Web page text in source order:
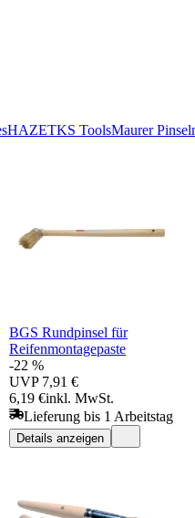
HAZETKS ToolsMaurer
BGS Rundpinsel für
Reifenmontagepaste
-22 %
UVP 7,91 €
6,19 €inkl. MwSt.
Lieferung bis 1 Arbeitstag
Details anzeigen